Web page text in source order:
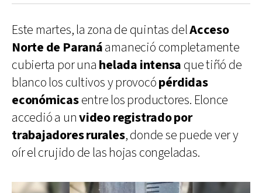
Este martes, la zona de quintas delAcceso
Norte de Paranáamaneció completamente
cubierta por una helada intensa que tiñó de
blanco los cultivos y provocópérdidas
económicasentre los productores. Elonce
accedió a unvideo registrado por
trabajadores rurales, donde se puede ver y
oír el crujido de las hojas congeladas.